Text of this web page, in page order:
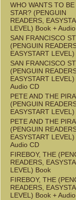
WHO WANTS TO BE
STAR? (PENGUIN
READERS,
LEVEL) Book +
SAN FRANCISCO
(PENGUIN
EASYSTART
SAN FRANCISCO
(PENGUIN
EASYSTART
Audio CD
PETE AND THE
(PENGUIN
EASYSTART
PETE AND THE
(PENGUIN
EASYSTART
Audio CD
FIREBOY, THE
READERS,
LEVEL) Book
FIREBOY, THE
READERS,
LEVEL) Book +